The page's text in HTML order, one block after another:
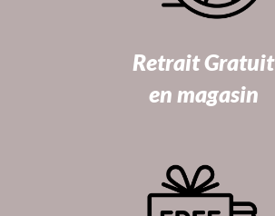
Retrait Gratuit
en magasin